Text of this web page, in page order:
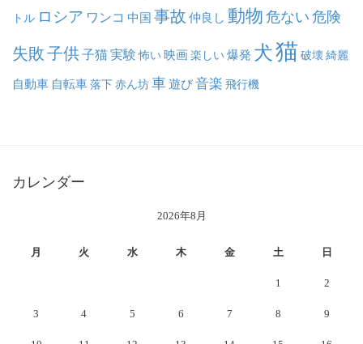
トル ロシア ワンコ 中国 事故 仲良し 動物 危ない 危険
失敗子供子猫実験 怖い映画楽しい爆発 犬猫 破壊綺麗
自動車 自転車落下赤ん坊車遊び音楽 飛行機
カレンダー
2026年8月
月 火 水 木 金 土 日
1 2
3 4 5 6 7 8 9